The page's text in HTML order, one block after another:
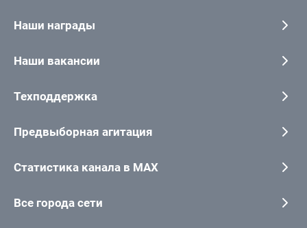
Наши награды
Наши вакансии
Техподдержка
Предвыборная агитация
Статистика канала в MAX
Все города сети